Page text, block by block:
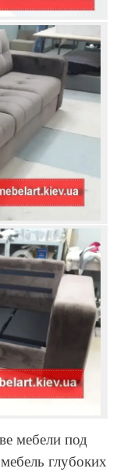
мебели под
глубоких